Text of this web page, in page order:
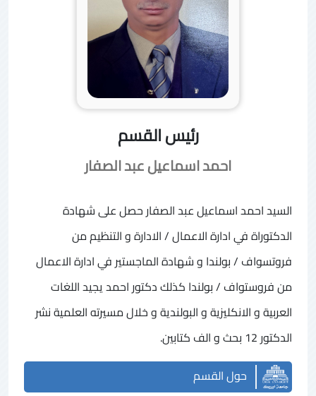
رئيس القسم
احمد اسماعيل عبد الصفار
السيد احمد اسماعيل عبد الصفار حصل على شهادة
الدكتوراة في ادارة الاعمال / الادارة و التنظيم من
فروتسواف / بولندا و شهادة الماجستير في ادارة الاعمال
من فروستواف / بولندا كذلك دكتور احمد يجيد اللغات
العربية و الانكليزية و البولندية و خلال مسيرته العلمية نشر
الدكتور 12 بحث و الف كتابين.
حول القسم